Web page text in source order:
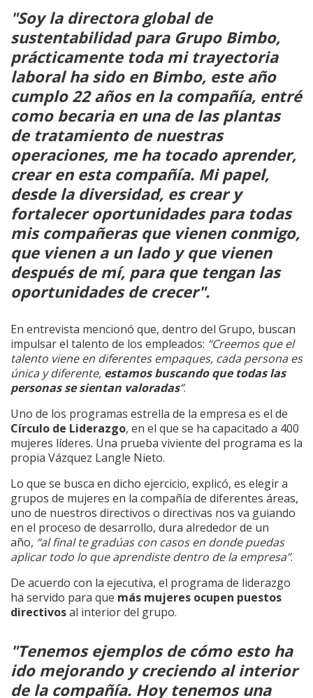
"Soy la directora global de
sustentabilidad para Grupo Bimbo,
prácticamente toda mi trayectoria
laboral ha sido en Bimbo, este año
cumplo 22 años en la compañía, entré
como becaria en una de las plantas
de tratamiento de nuestras
operaciones, me ha tocado aprender,
crear en esta compañía. Mi papel,
desde la diversidad, es crear y
fortalecer oportunidades para todas
mis compañeras que vienen conmigo,
que vienen a un lado y que vienen
después de mí, para que tengan las
oportunidades de crecer".
En entrevista mencionó que, dentro del Grupo, buscan
impulsar el talento de los empleados: “Creemos que el
talento viene en diferentes empaques, cada persona es
única y diferente, estamos buscando que todas las
personas se sientan valoradas”.
Uno de los programas estrella de la empresa es el de
Círculo de Liderazgo, en el que se ha capacitado a 400
mujeres líderes. Una prueba viviente del programa es la
propia Vázquez Langle Nieto.
Lo que se busca en dicho ejercicio, explicó, es elegir a
grupos de mujeres en la compañía de diferentes áreas,
uno de nuestros directivos o directivas nos va guiando
en el proceso de desarrollo, dura alrededor de un
año, “al final te gradúas con casos en donde puedas
aplicar todo lo que aprendiste dentro de la empresa”.
De acuerdo con la ejecutiva, el programa de liderazgo
ha servido para que más mujeres ocupen puestos
directivosal interior del grupo.
"Tenemos ejemplos de cómo esto ha
ido mejorando y creciendo al interior
de la compañía. Hoy tenemos una